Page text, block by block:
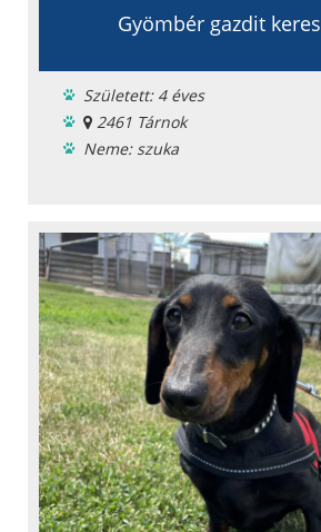
Gyömbér gazdit keres
Született: 4 éves
2461 Tárnok
Neme: szuka
Féreghajtva
Chipje van
Oltási könyv
Fajta: keverék